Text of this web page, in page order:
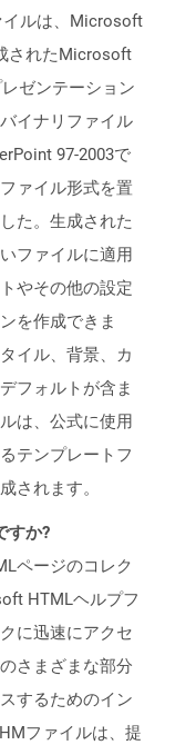
イルは、Microsoft
されたMicrosoft
ゼンテーション
イナリファイル
97-2003で
ァイル形式を置
た。生成された
ファイルに適用
やその他の設定
を作成できま
イル、背景、カ
フォルトが含ま
は、公式に使用
テンプレートフ
されます。
すか?
ページのコレク
HTMLヘルプフ
に迅速にアクセ
さまざまな部分
するためのイン
ファイルは、提